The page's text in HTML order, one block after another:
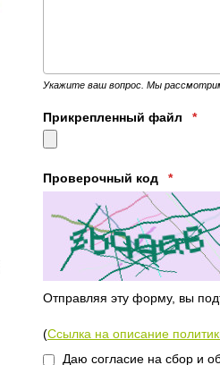
Укажите ваш вопрос. Мы
Прикрепленный файл *
Проверочный код *
Отправляя эту форму, вы
(Ссылка на описание
Даю согласие на сбор и